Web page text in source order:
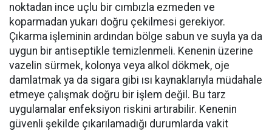
noktadan ince uçlu bir cımbızla ezmeden ve
koparmadan yukarı doğru çekilmesi gerekiyor.
Çıkarma işleminin ardından bölge sabun ve suyla ya da
uygun bir antiseptikle temizlenmeli. Kenenin üzerine
vazelin sürmek, kolonya veya alkol dökmek, oje
damlatmak ya da sigara gibi ısı kaynaklarıyla müdahale
etmeye çalışmak doğru bir işlem değil. Bu tarz
uygulamalar enfeksiyon riskini artırabilir. Kenenin
güvenli şekilde çıkarılamadığı durumlarda vakit